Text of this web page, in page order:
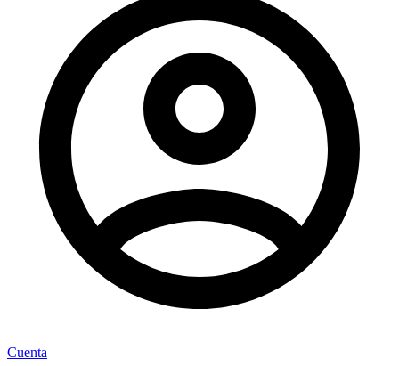
Cuenta